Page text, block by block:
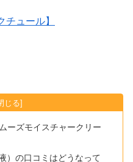
チュール】
ーズモイスチャークリー
）の口コミはどうなって